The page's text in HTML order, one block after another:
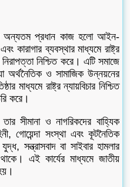
অন্যতম প্রধান কাজ হলো আইন-
কারাগার ব্যবস্থার মাধ্যমে রাষ্ট্র
নিশ্চিত করে। এটি সমাজে
অর্থনৈতিক ও সামাজিক উন্নয়নের
মাধ্যমে রাষ্ট্র ন্যায়বিচার নিশ্চিত
করে।
তার সীমানা ও নাগরিকদের বাহ্যিক
গোয়েন্দা সংস্থা এবং কূটনৈতিক
সন্ত্রাসবাদ বা সাইবার হামলার
এই কার্যের মাধ্যমে জাতীয়